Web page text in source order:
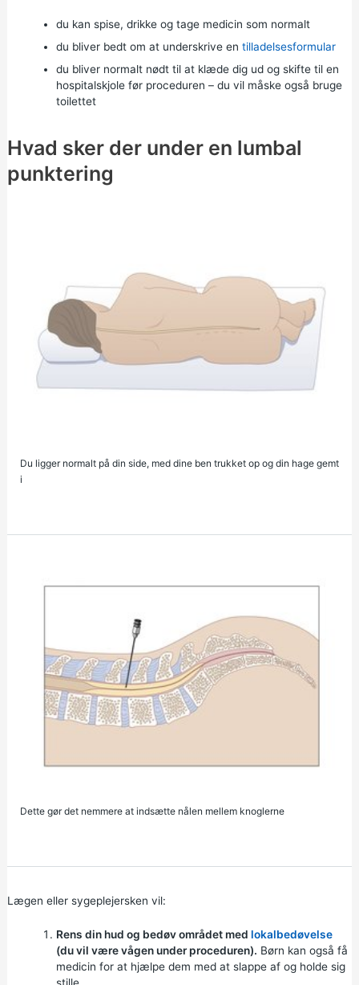
du kan spise, drikke og tage medicin som normalt
du bliver bedt om at underskrive en tilladelsesformular
du bliver normalt nødt til at klæde dig ud og skifte til en
hospitalskjole før proceduren – du vil måske også bruge
toilettet
Hvad sker der under en lumbal
punktering
Du ligger normalt på din side, med dine ben trukket op og din hage gemt
i
Dette gør det nemmere at indsætte nålen mellem knoglerne
Lægen eller sygeplejersken vil:
Rens din hud og bedøv området med lokalbedøvelse
(du vil være vågen under proceduren). Børn kan også få
medicin for at hjælpe dem med at slappe af og holde sig